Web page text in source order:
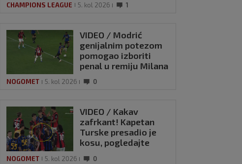
CHAMPIONS LEAGUE 5. kol 2026 1
VIDEO / Modrić
genijalnim potezom
pomogao izboriti
penal u remiju Milana
NOGOMET 5. kol 2026 0
VIDEO / Kakav
zafrkant! Kapetan
Turske presadio je
kosu, pogledajte
NOGOMET 5. kol 2026 0